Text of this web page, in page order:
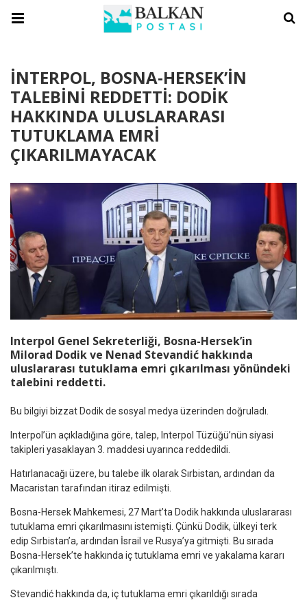
İNTERPOL, BOSNA-HERSEK’İN
TALEBİNİ REDDETTİ: DODİK
HAKKINDA ULUSLARARASI
TUTUKLAMA EMRİ
ÇIKARILMAYACAK
Interpol Genel Sekreterliği, Bosna-Hersek’in
Milorad Dodik ve Nenad Stevandić hakkında
uluslararası tutuklama emri çıkarılması yönündeki
talebini reddetti.
Bu bilgiyi bizzat Dodik de sosyal medya üzerinden doğruladı.
Interpol’ün açıkladığına göre, talep, Interpol Tüzüğü’nün siyasi
takipleri yasaklayan 3. maddesi uyarınca reddedildi.
Hatırlanacağı üzere, bu talebe ilk olarak Sırbistan, ardından da
Macaristan tarafından itiraz edilmişti.
Bosna-Hersek Mahkemesi, 27 Mart’ta Dodik hakkında uluslararası
tutuklama emri çıkarılmasını istemişti. Çünkü Dodik, ülkeyi terk
edip Sırbistan’a, ardından İsrail ve Rusya’ya gitmişti. Bu sırada
Bosna-Hersek’te hakkında iç tutuklama emri ve yakalama kararı
çıkarılmıştı.
Stevandić hakkında da, iç tutuklama emri çıkarıldığı sırada